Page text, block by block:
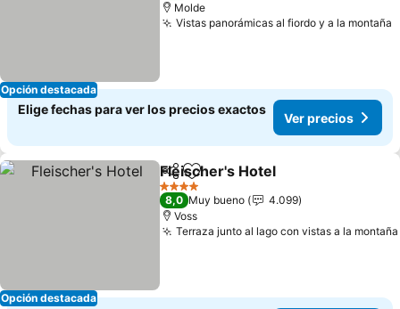
Opción destacada
Molde
Vistas panorámicas al fiordo y a la montaña
Elige fechas para ver los precios exactos
Ver precios
Opción destacada
CompartirAgregar a favoritos
Fleischer's Hotel
4 Estrellas
8,0 Muy bueno
4.099
Voss
Terraza junto al lago con vistas a la montaña